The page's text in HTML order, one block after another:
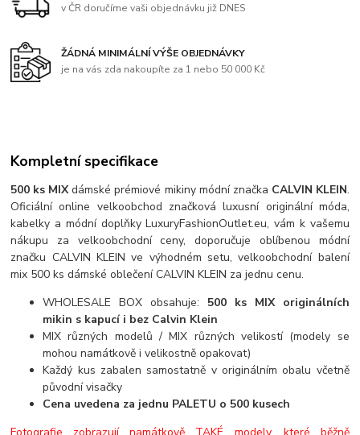
v ČR doručíme vaši objednávku již DNES
ŽÁDNÁ MINIMÁLNÍ VÝŠE OBJEDNÁVKY
je na vás zda nakoupíte za 1 nebo 50 000 Kč
Kompletní specifikace
500 ks MIXdámské prémiové mikiny módní značka CALVIN KLEIN.
Oficiální online velkoobchod značková luxusní originální móda,
kabelky a módní doplňky LuxuryFashionOutlet.eu, vám k vašemu
nákupu za velkoobchodní ceny, doporučuje oblíbenou módní
značku CALVIN KLEIN ve výhodném setu, velkoobchodní balení
mix 500 ks dámské oblečení CALVIN KLEIN za jednu cenu.
WHOLESALE BOX obsahuje: 500 ks MIX originálních
mikin s kapucí i bez Calvin Klein
MIX různých modelů / MIX různých velikostí (modely se
mohou namátkově i velikostně opakovat)
Každý kus zabalen samostatně v originálním obalu včetně
původní visačky
Cena uvedena za jednu PALETU o 500 kusech